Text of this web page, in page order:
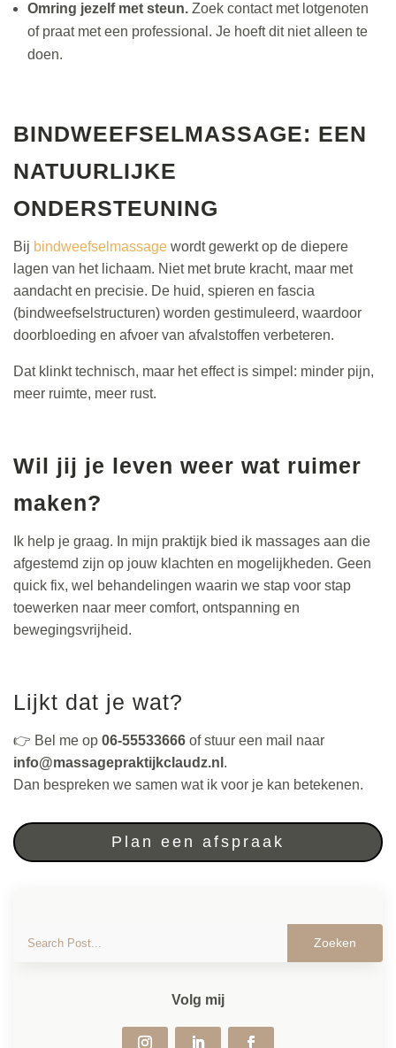
Omring jezelf met steun. Zoek contact met lotgenoten
of praat met een professional. Je hoeft dit niet alleen te
doen.
BINDWEEFSELMASSAGE: EEN
NATUURLIJKE
ONDERSTEUNING
Bij bindweefselmassage wordt gewerkt op de diepere
lagen van het lichaam. Niet met brute kracht, maar met
aandacht en precisie. De huid, spieren en fascia
(bindweefselstructuren) worden gestimuleerd, waardoor
doorbloeding en afvoer van afvalstoffen verbeteren.
Dat klinkt technisch, maar het effect is simpel: minder pijn,
meer ruimte, meer rust.
Wil jij je leven weer wat ruimer
maken?
Ik help je graag. In mijn praktijk bied ik massages aan die
afgestemd zijn op jouw klachten en mogelijkheden. Geen
quick fix, wel behandelingen waarin we stap voor stap
toewerken naar meer comfort, ontspanning en
bewegingsvrijheid.
Lijkt dat je wat?
👉 Bel me op 06-55533666 of stuur een mail naar
info@massagepraktijkclaudz.nl .
Dan bespreken we samen wat ik voor je kan betekenen.
Plan een afspraak
Volg mij